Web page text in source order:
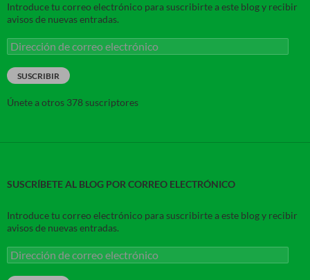
Introduce tu correo electrónico para suscribirte a este blog y recibir
avisos de nuevas entradas.
Dirección
de
correo
electrónico
SUSCRIBIR
Únete a otros 378 suscriptores
SUSCRÍBETE AL BLOG POR CORREO ELECTRÓNICO
Introduce tu correo electrónico para suscribirte a este blog y recibir
avisos de nuevas entradas.
Dirección
de
correo